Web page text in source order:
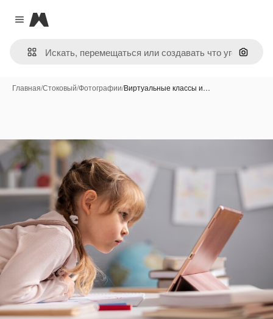
Close menu
Magnific
Поиск
Главная/Стоковый/Фотографии/Виртуальные классы и…